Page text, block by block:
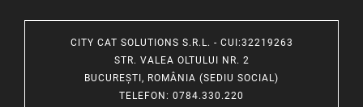
CITY CAT SOLUTIONS S.R.L. - CUI:32219263
STR. VALEA OLTULUI NR. 2
BUCUREȘTI, ROMÂNIA (SEDIU SOCIAL)
TELEFON : 0784.330.220